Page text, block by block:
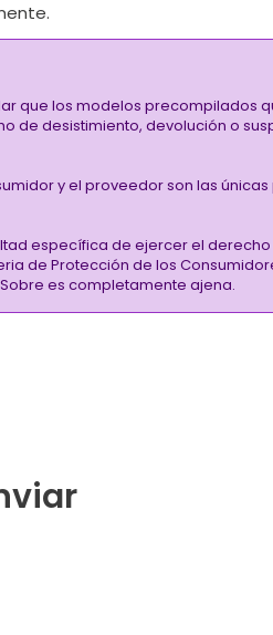
que los modelos precompilados
de desistimiento, devolución o
y el proveedor son las
específica de ejercer el derecho
de Protección de los
es completamente ajena.